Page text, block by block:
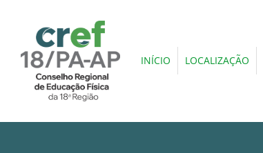
INÍCIO LOCALIZAÇÃO